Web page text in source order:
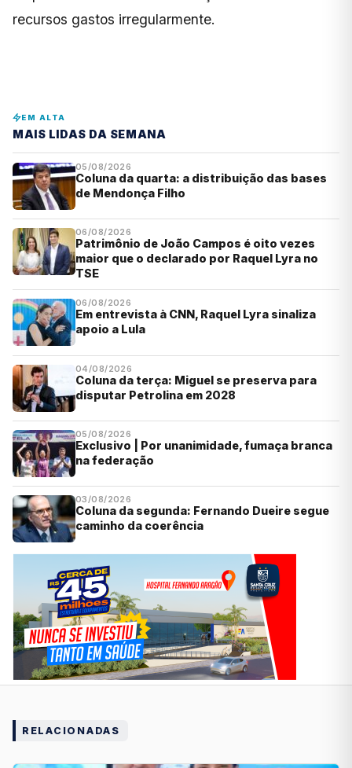
recursos gastos irregularmente.
EM ALTA
MAIS LIDAS DA SEMANA
05/08/2026
Coluna da quarta: a distribuição das bases
de Mendonça Filho
06/08/2026
Patrimônio de João Campos é oito vezes
maior que o declarado por Raquel Lyra no
TSE
06/08/2026
Em entrevista à CNN, Raquel Lyra sinaliza
apoio a Lula
04/08/2026
Coluna da terça: Miguel se preserva para
disputar Petrolina em 2028
05/08/2026
Exclusivo | Por unanimidade, fumaça branca
na federação
03/08/2026
Coluna da segunda: Fernando Dueire segue
caminho da coerência
RELACIONADAS